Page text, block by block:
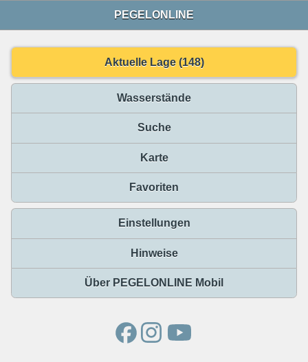
PEGELONLINE
Aktuelle Lage (148)
Wasserstände
Suche
Karte
Favoriten
Einstellungen
Hinweise
Über PEGELONLINE Mobil